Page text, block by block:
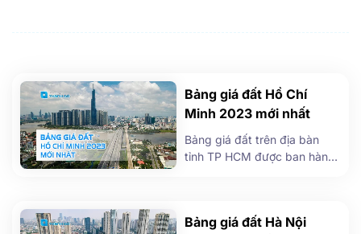
Bảng giá đất Hồ Chí
Minh 2023 mới nhất
Bảng giá đất trên địa bàn
tỉnh TP HCM được ban hành
2024). Bảng giá đất 2023
Bảng giá đất Hà Nội